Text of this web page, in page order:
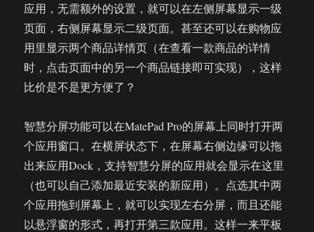
应用，无需额外的设置，就可以在左侧屏幕显示一级
页面，右侧屏幕显示二级页面。甚至还可以在购物应
用里显示两个商品详情页（在查看一款商品的详情
时，点击页面中的另一个商品链接即可实现），这样
比价是不是更方便了？
智慧分屏功能可以在MatePad Pro的屏幕上同时打开两
个应用窗口。在横屏状态下，在屏幕右侧边缘可以拖
出来应用Dock，支持智慧分屏的应用就会显示在这里
（也可以自己添加最近安装的新应用）。点选其中两
个应用拖到屏幕上，就可以实现左右分屏，而且还能
以悬浮窗的形式，再打开第三款应用。这样一来平板